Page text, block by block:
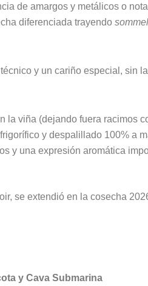
de amargos y metálicos o
diferenciada trayendo
y un cariño especial, sin
la viña (dejando fuera racimos
y despalillado 100% a
y una expresión aromática
se extendió en la cosecha
y Cava Submarina